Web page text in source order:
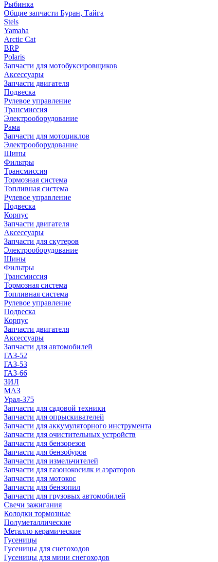
Рыбинка
Общие запчасти Буран, Тайга
Stels
Yamaha
Arctic Cat
BRP
Polaris
Запчасти для мотобуксировщиков
Аксессуары
Запчасти двигателя
Подвеска
Рулевое управление
Трансмиссия
Электрооборудование
Рама
Запчасти для мотоциклов
Электрооборудование
Шины
Фильтры
Трансмиссия
Тормозная система
Топливная система
Рулевое управление
Подвеска
Корпус
Запчасти двигателя
Аксессуары
Запчасти для скутеров
Электрооборудование
Шины
Фильтры
Трансмиссия
Тормозная система
Топливная система
Рулевое управление
Подвеска
Корпус
Запчасти двигателя
Аксессуары
Запчасти для автомобилей
ГАЗ-52
ГАЗ-53
ГАЗ-66
ЗИЛ
МАЗ
Урал-375
Запчасти для садовой техники
Запчасти для опрыскивателей
Запчасти для аккумуляторного инструмента
Запчасти для очистительных устройств
Запчасти для бензорезов
Запчасти для бензобуров
Запчасти для измельчителей
Запчасти для газонокосилк и аэраторов
Запчасти для мотокос
Запчасти для бензопил
Запчасти для грузовых автомобилей
Свечи зажигания
Колодки тормозные
Полуметаллические
Металло керамические
Гусеницы
Гусеницы для снегоходов
Гусеницы для мини снегоходов